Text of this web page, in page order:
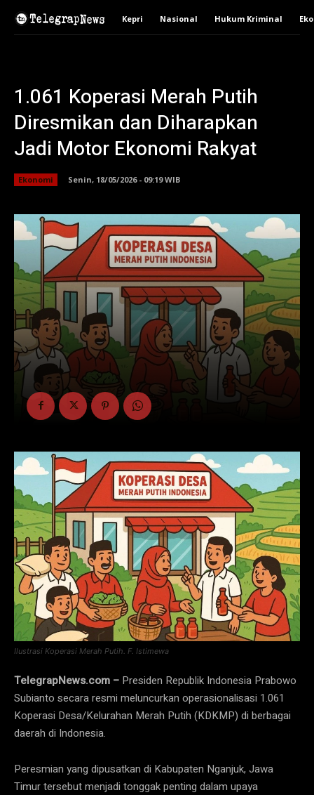
Kepri Nasional Hukum Kriminal
1.061 Koperasi Merah Putih
Diresmikan dan Diharapkan
Jadi Motor Ekonomi Rakyat
Ekonomi Senin, 18/05/2026 - 09:19 WIB
Ilustrasi Koperasi Merah Putih. F. Istimewa
TelegrapNews.com – Presiden Republik Indonesia Prabowo
Subianto secara resmi meluncurkan operasionalisasi 1.061
Koperasi Desa/Kelurahan Merah Putih (KDKMP) di berbagai
daerah di Indonesia.
Peresmian yang dipusatkan di Kabupaten Nganjuk, Jawa
Timur tersebut menjadi tonggak penting dalam upaya